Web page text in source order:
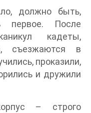
должно быть,
первое. После
кадеты,
съезжаются в
проказили,
и дружили
– строго